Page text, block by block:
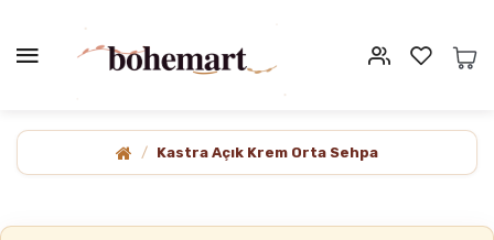
Kastra Açık Krem Orta Sehpa